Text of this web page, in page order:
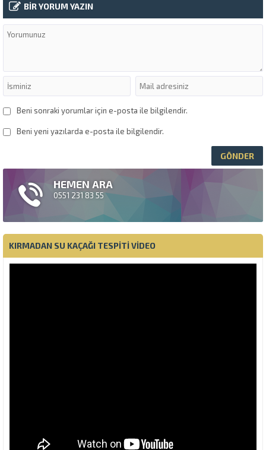
BİR YORUM YAZIN
Beni sonraki yorumlar için e-posta ile bilgilendir.
Beni yeni yazılarda e-posta ile bilgilendir.
HEMEN ARA
0551 231 83 55
KIRMADAN SU KAÇAĞI TESPITI VIDEO